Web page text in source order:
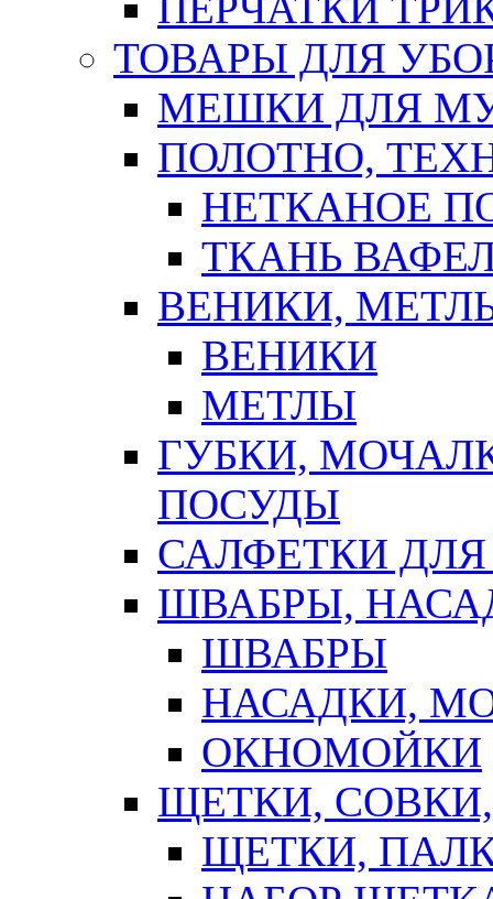
ТОВАРЫ ДЛЯ
МЕШКИ ДЛЯ
ПОЛОТНО,
НЕТКАНОЕ
ТКАНЬ
ВЕНИКИ,
ВЕНИКИ
МЕТЛЫ
ГУБКИ,
ПОСУДЫ
САЛФЕТКИ
ШВАБРЫ,
ШВАБРЫ
НАСАДКИ,
ОКНОМОЙКИ
ЩЕТКИ,
ЩЕТКИ,